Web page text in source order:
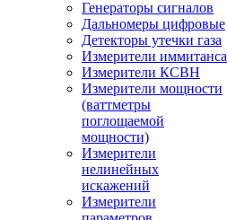
Генераторы сигналов
Дальномеры цифровые
Детекторы утечки газа
Измерители иммитанса
Измерители КСВН
Измерители мощности
(ваттметры
поглощаемой
мощности)
Измерители
нелинейных
искажений
Измерители